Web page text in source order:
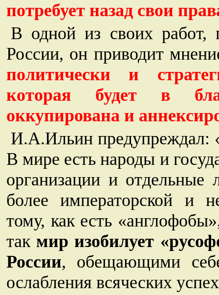
потребует назад свои
В одной из своих работ,
России, он приводит
политически и
которая будет в
оккупирована и
И.А.Ильин предупреждал:
В мире есть народы и
организации и
более императорской и
тому, как есть
так мир изобилует
России, обещающими
ослабления всяческих